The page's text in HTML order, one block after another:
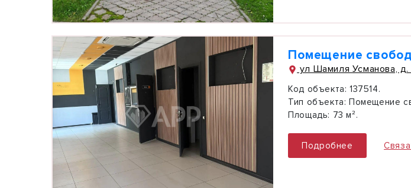
Помещение
ул Шамиля Усманова,
Код объекта: 137514.
Тип объекта: Помещение
Площадь: 73 м².
Подробнее